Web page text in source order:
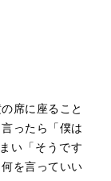
席に座ること
ったら「僕は
い「そうです
を言っていい